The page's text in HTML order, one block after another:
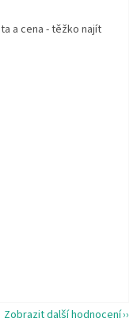
a cena - těžko najít
Zobrazit další hodnocení